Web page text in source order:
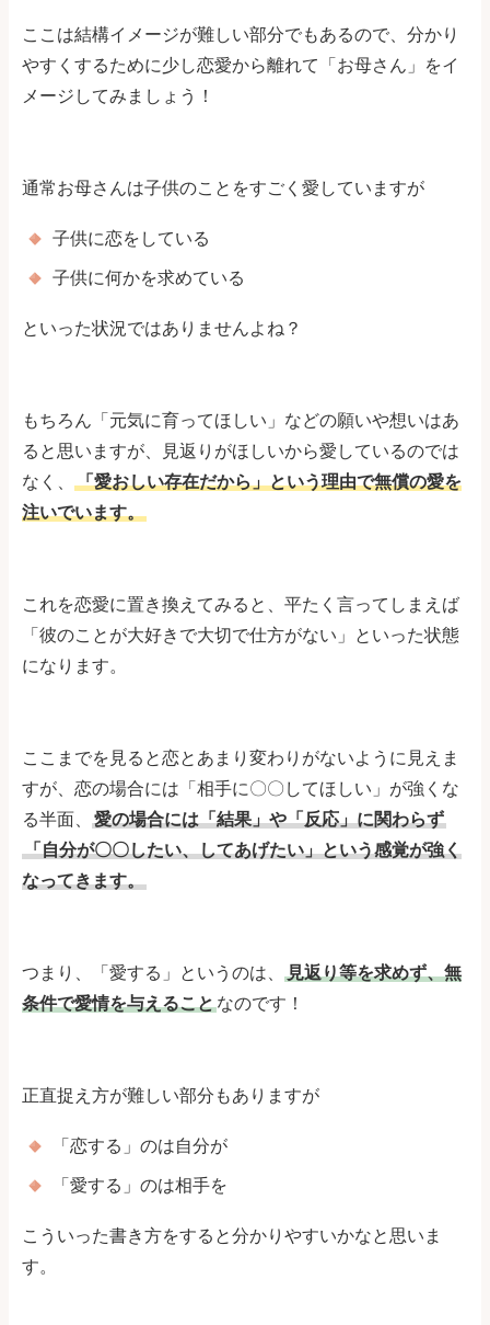
ここは結構イメージが難しい部分でもあるので、分かり
やすくするために少し恋愛から離れて「お母さん」をイ
メージしてみましょう！
通常お母さんは子供のことをすごく愛していますが
子供に恋をしている
子供に何かを求めている
といった状況ではありませんよね？
もちろん「元気に育ってほしい」などの願いや想いはあ
ると思いますが、見返りがほしいから愛しているのでは
なく、
「愛おしい存在だから」という理由で無償の愛を
注いでいます。
これを恋愛に置き換えてみると、平たく言ってしまえば
「彼のことが大好きで大切で仕方がない」といった状態
になります。
ここまでを見ると恋とあまり変わりがないように見えま
すが、恋の場合には「相手に〇〇してほしい」が強くな
る半面、
愛の場合には「結果」や「反応」に関わらず
「自分が〇〇したい、してあげたい」という感覚が強く
なってきます。
つまり、「愛する」というのは、
見返り等を求めず、無
条件で愛情を与えることなのです！
正直捉え方が難しい部分もありますが
「恋する」のは自分が
「愛する」のは相手を
こういった書き方をすると分かりやすいかなと思いま
す。